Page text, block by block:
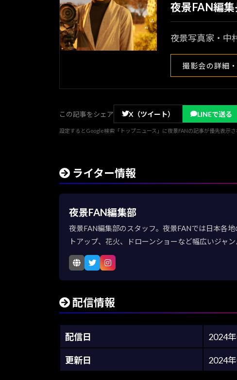
夜景FAN編
夜景写真家・中
撮影会の詳細
この記事をシェア X（ツイート） LINEで送る
設定するとGoogle検索「トップニュース」に夜景FANの記事が優先表示さ
ライター情報
夜景FAN編集部
夜景FAN編集部のスタッフ。夜景FANでは日本各
トアップ、花火、ドローンショーなど幅広いジャン
配信情報
配信日 2024
更新日 2024